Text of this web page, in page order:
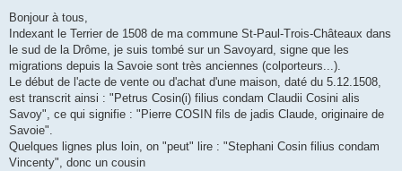
s
a
g
Bonjour à tous,
Indexant le Terrier de 1508 de ma commune St-Paul-Trois-Châteaux dans
le sud de la Drôme, je suis tombé sur un Savoyard, signe que les
migrations depuis la Savoie sont très anciennes (colporteurs...).
Le début de l'acte de vente ou d'achat d'une maison, daté du 5.12.1508,
est transcrit ainsi : "Petrus Cosin(i) filius condam Claudii Cosini alis
Savoy", ce qui signifie : "Pierre COSIN fils de jadis Claude, originaire de
Savoie".
Quelques lignes plus loin, on "peut" lire : "Stephani Cosin filius condam
Vincenty", donc un cousin